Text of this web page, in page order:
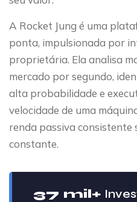
A Rocket Jung é uma
ponta, impulsionada por
proprietária. Ela analisa
mercado por segundo,
alta probabilidade e
velocidade de uma
renda passiva consistente
constante.
37 mil+